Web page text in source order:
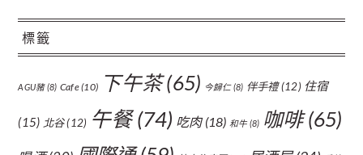
標籤
AGU豬(8) Cafe(10) 下午茶(65) 今歸仁(8) 伴手禮(12) 住宿
(15) 北谷(12) 午餐(74) 吃肉(18) 和牛(8) 咖啡(65)